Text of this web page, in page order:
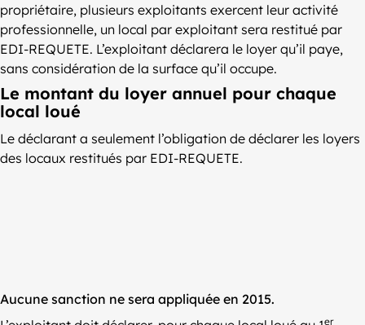
propriétaire, plusieurs exploitants exercent leur activité
professionnelle, un local par exploitant sera restitué par
EDI-REQUETE. L’exploitant déclarera le loyer qu’il paye,
sans considération de la surface qu’il occupe.
Le montant du loyer annuel pour chaque
local loué
Le déclarant a seulement l’obligation de déclarer les loyers
des locaux restitués par EDI-REQUETE.
Aucune sanction ne sera appliquée en 2015.
er